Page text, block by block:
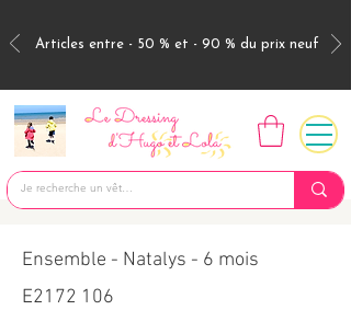
Articles entre - 50 % et - 90 % du prix neuf
Ensemble - Natalys - 6 mois
E2172 106